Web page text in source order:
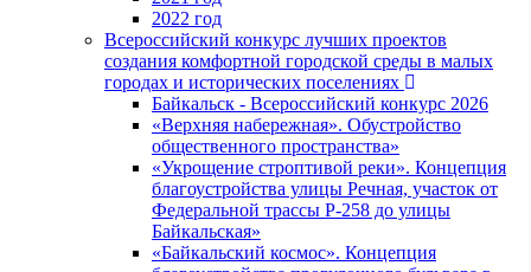
2022 год
Всероссийский конкурс лучших проектов
создания комфортной городской среды в малых
городах и исторических поселениях
Байкальск - Всероссийский конкурс 2026
«Верхняя набережная». Обустройство
общественного пространства»
«Укрощение строптивой реки». Концепция
благоустройства улицы Речная, участок от
Федеральной трассы Р-258 до улицы
Байкальская»
«Байкальский космос». Концепция